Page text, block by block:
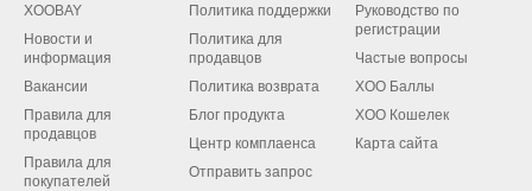
XOOBAY
Новости и
информация
Вакансии
Правила для
продавцов
Правила для
покупателей
Политика поддержки
Политика для
продавцов
Политика возврата
Блог продукта
Центр комплаенса
Отправить запрос
Руководство по
регистрации
Частые вопросы
XOO Баллы
XOO Кошелек
Карта сайта